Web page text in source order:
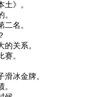
土》 。
。
二名。
的关系。
赛。
滑冰金牌。
。